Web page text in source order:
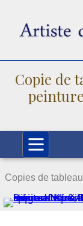
Copie de
Copies de